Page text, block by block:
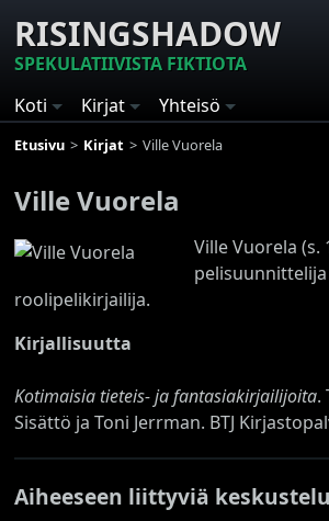
RISINGSHADOW
SPEKULATIIVISTA FIKTIOTA
Koti
Kirjat Yhteisö
Etusivu Kirjat Ville Vuorela
Ville Vuorela
Ville Vuorela (s.
pelisuunnittelija
roolipelikirjailija.
Kirjallisuutta
Kotimaisia tieteis- ja fantasiakirjailijoita.
Sisättö ja Toni Jerrman. BTJ
Aiheeseen liittyviä